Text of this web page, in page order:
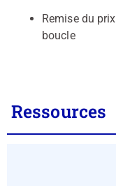
Remise du
boucle
Ressources